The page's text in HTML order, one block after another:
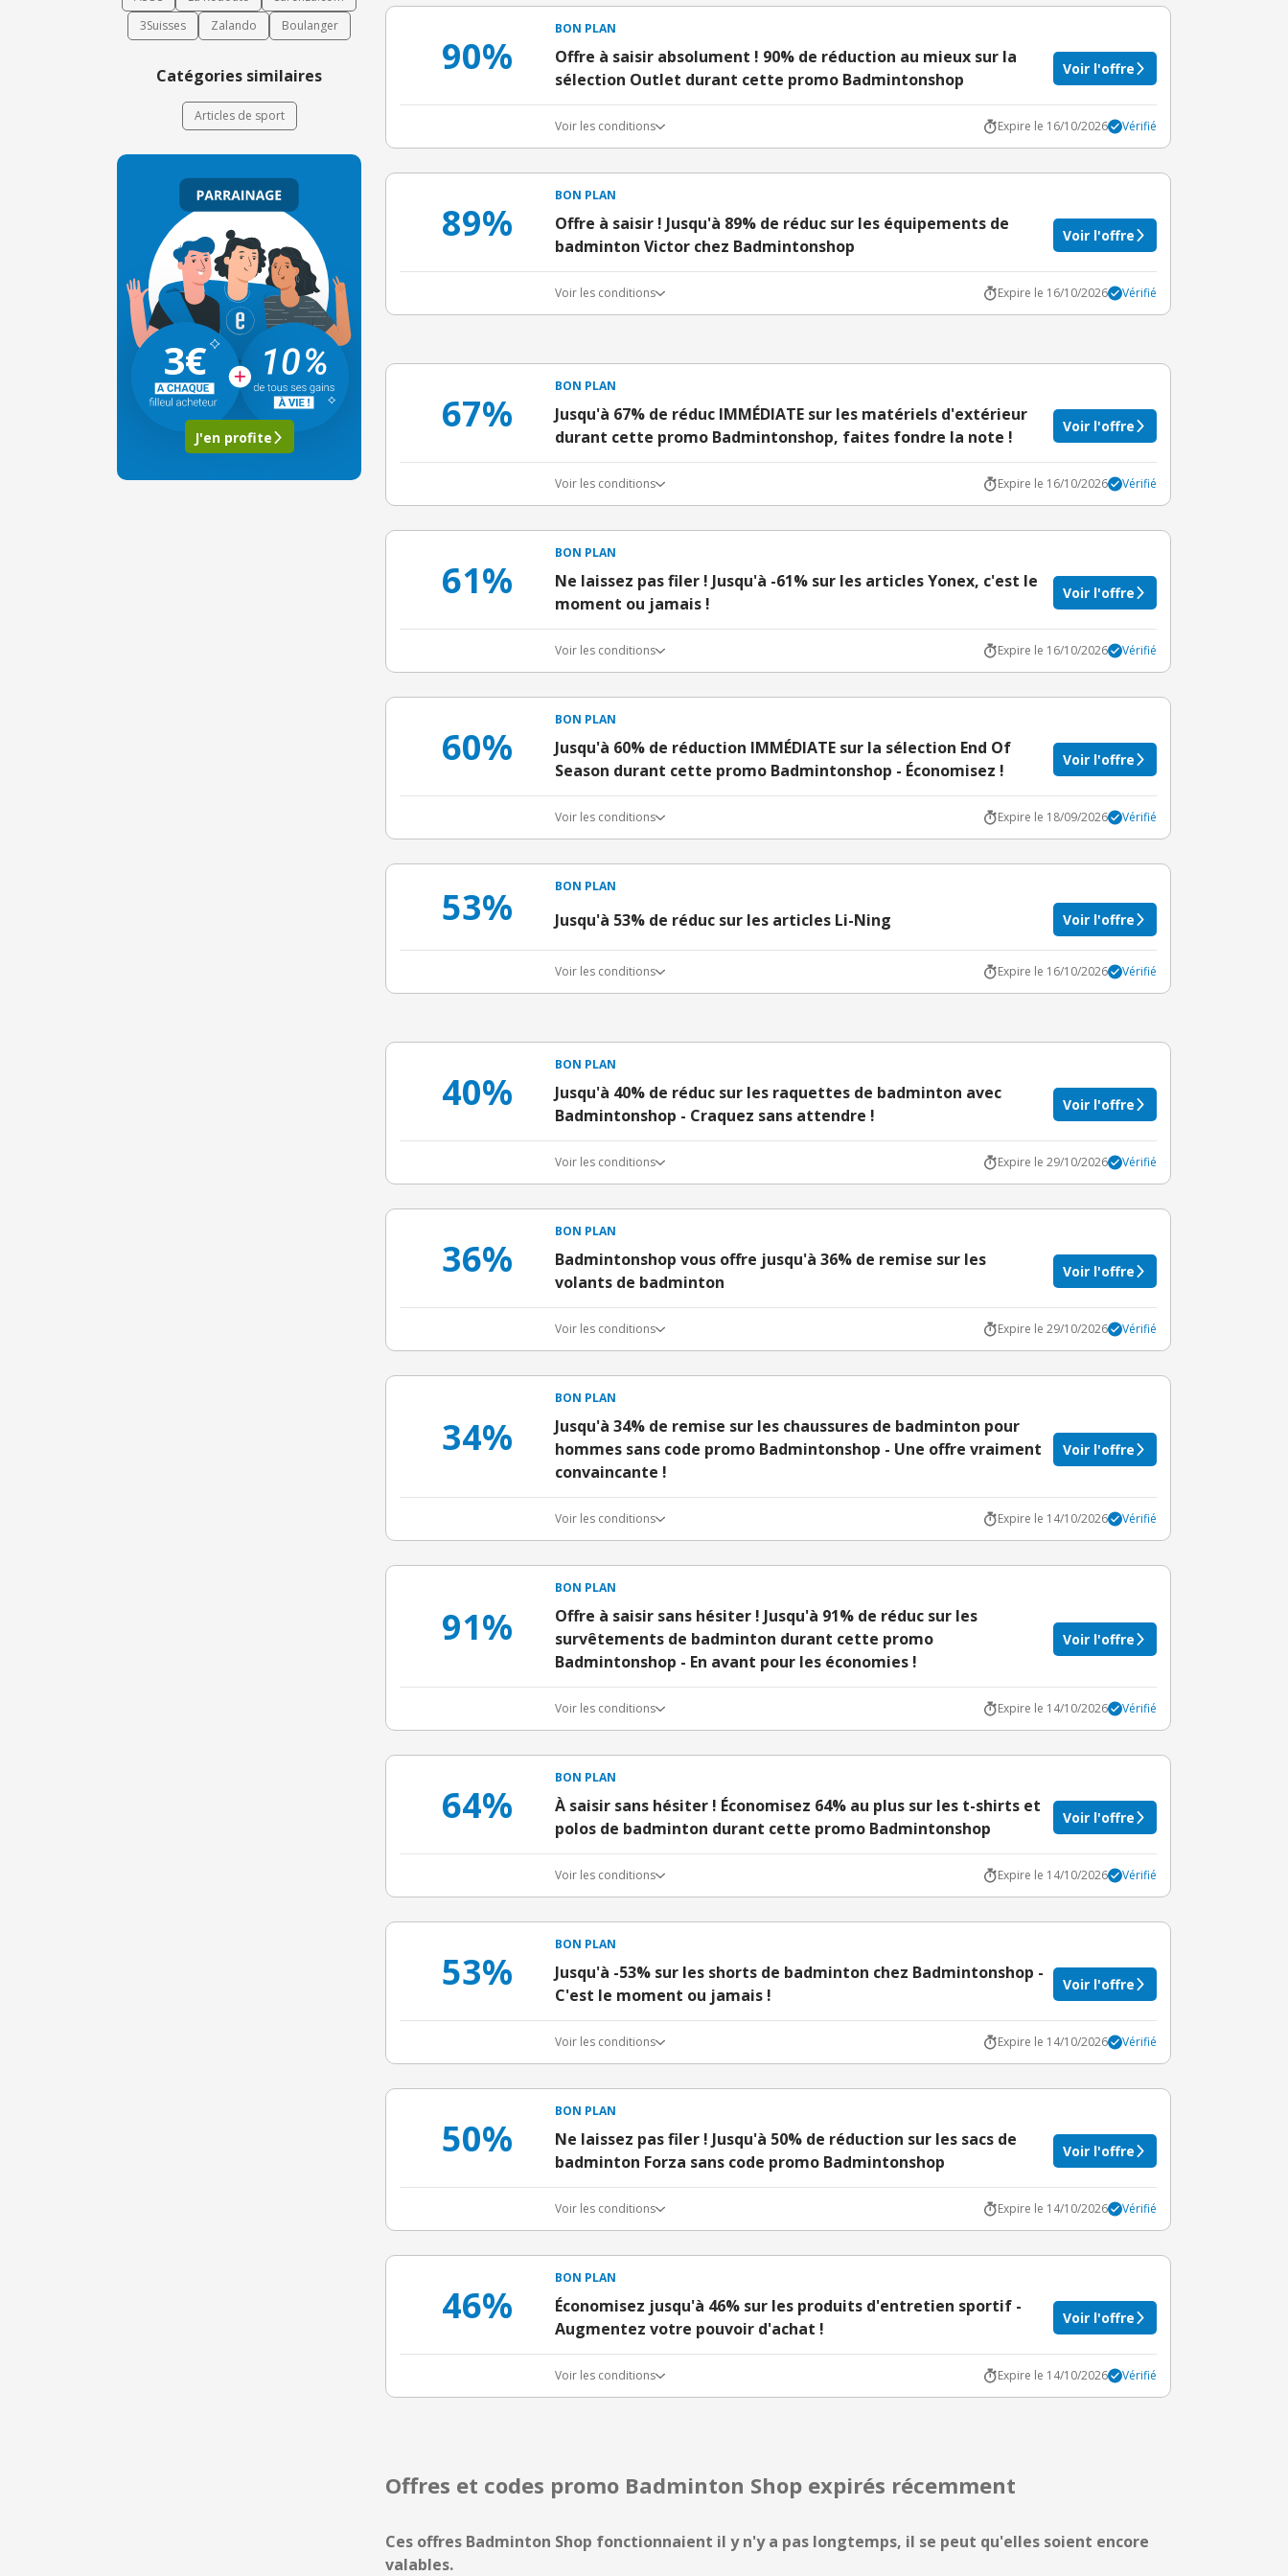
3Suisses
Zalando Boulanger
Catégories similaires
Articles de sport
3€
J'en profite
90%
BON PLAN
Offre à saisir absolument ! 90% de réduction au mieux sur la
sélection Outlet durant cette promo Badmintonshop
Voir l'offre
Voir les conditions Expire le 16/10/2026 Vérifié
89%
BON PLAN
Offre à saisir ! Jusqu'à 89% de réduc sur les équipements de
badminton Victor chez Badmintonshop
Voir l'offre
Voir les conditions Expire le 16/10/2026 Vérifié
67%
BON PLAN
Jusqu'à 67% de réduc IMMÉDIATE sur les matériels d'extérieur
durant cette promo Badmintonshop, faites fondre la note !
Voir l'offre
Voir les conditions Expire le 16/10/2026 Vérifié
61%
BON PLAN
Ne laissez pas filer ! Jusqu'à -61% sur les articles Yonex, c'est le
moment ou jamais !
Voir l'offre
Voir les conditions Expire le 16/10/2026 Vérifié
60%
BON PLAN
Jusqu'à 60% de réduction IMMÉDIATE sur la sélection End Of
Season durant cette promo Badmintonshop - Économisez !
Voir l'offre
Voir les conditions Expire le 18/09/2026 Vérifié
53% BON PLAN
Jusqu'à 53% de réduc sur les articles Li-Ning Voir l'offre
Voir les conditions Expire le 16/10/2026 Vérifié
40%
BON PLAN
Jusqu'à 40% de réduc sur les raquettes de badminton avec
Badmintonshop - Craquez sans attendre !
Voir l'offre
Voir les conditions Expire le 29/10/2026 Vérifié
36%
BON PLAN
Badmintonshop vous offre jusqu'à 36% de remise sur les
volants de badminton
Voir l'offre
Voir les conditions Expire le 29/10/2026 Vérifié
34%
BON PLAN
Jusqu'à 34% de remise sur les chaussures de badminton pour
hommes sans code promo Badmintonshop - Une offre vraiment
convaincante !
Voir l'offre
Voir les conditions Expire le 14/10/2026 Vérifié
91%
BON PLAN
Offre à saisir sans hésiter ! Jusqu'à 91% de réduc sur les
survêtements de badminton durant cette promo
Badmintonshop - En avant pour les économies !
Voir l'offre
Voir les conditions Expire le 14/10/2026 Vérifié
64%
BON PLAN
À saisir sans hésiter ! Économisez 64% au plus sur les t-shirts et
polos de badminton durant cette promo Badmintonshop
Voir l'offre
Voir les conditions Expire le 14/10/2026 Vérifié
53%
BON PLAN
Jusqu'à -53% sur les shorts de badminton chez Badmintonshop -
C'est le moment ou jamais !
Voir l'offre
Voir les conditions Expire le 14/10/2026 Vérifié
50%
BON PLAN
Ne laissez pas filer ! Jusqu'à 50% de réduction sur les sacs de
badminton Forza sans code promo Badmintonshop
Voir l'offre
Voir les conditions Expire le 14/10/2026 Vérifié
46%
BON PLAN
Économisez jusqu'à 46% sur les produits d'entretien sportif -
Augmentez votre pouvoir d'achat !
Voir l'offre
Voir les conditions Expire le 14/10/2026 Vérifié
Offres et codes promo Badminton Shop expirés récemment
Ces offres Badminton Shop fonctionnaient il y n'y a pas longtemps, il se peut qu'elles soient encore
valables.